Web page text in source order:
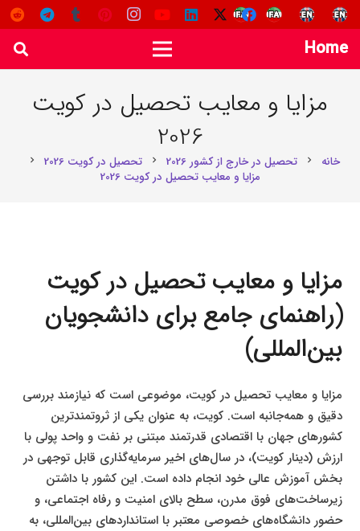
Home
مزایا و معایب تحصیل در کویت
2026
خانه chevron_right تحصیل در خارج از کشور 2026 chevron_right تحصیل در کویت 2026 chevron_right
مزایا و معایب تحصیل در کویت 2026
مزایا و معایب تحصیل در کویت
(راهنمای جامع برای دانشجویان
بین‌المللی)
مزایا و معایب تحصیل در کویت، موضوعی است که نیازمند بررسی
دقیق و همه‌جانبه است. کویت، به عنوان یکی از ثروتمندترین
کشورهای جهان با اقتصادی قدرتمند مبتنی بر نفت و واحد پولی با
ارزش (دینار کویت)، در سال‌های اخیر سرمایه‌گذاری قابل توجهی در
بخش آموزش عالی خود انجام داده است. این کشور با داشتن
زیرساخت‌های فوق مدرن، سطح بالای امنیت و رفاه اجتماعی، و
حضور دانشگاه‌های خصوصی معتبر با استانداردهای بین‌المللی، به